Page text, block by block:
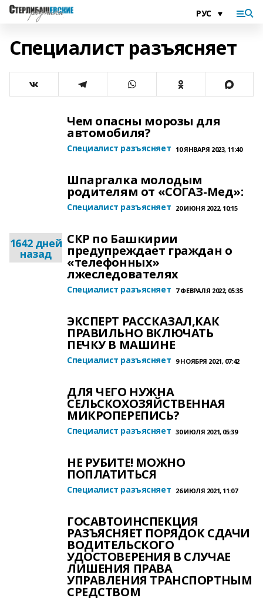
Специалист разъясняет
Чем опасны морозы для
автомобиля?
Специалист разъясняет 10 ЯНВАРЯ 2023, 11:40
Шпаргалка молодым
родителям от «СОГАЗ-Мед»:
Специалист разъясняет 20 ИЮНЯ 2022, 10:15
1642 дней
назад
СКР по Башкирии
предупреждает граждан о
«телефонных»
лжеследователях
Специалист разъясняет 7 ФЕВРАЛЯ 2022, 05:35
ЭКСПЕРТ РАССКАЗАЛ,КАК
ПРАВИЛЬНО ВКЛЮЧАТЬ
ПЕЧКУ В МАШИНЕ
Специалист разъясняет 9 НОЯБРЯ 2021, 07:42
ДЛЯ ЧЕГО НУЖНА
СЕЛЬСКОХОЗЯЙСТВЕННАЯ
МИКРОПЕРЕПИСЬ?
Специалист разъясняет 30 ИЮЛЯ 2021, 05:39
НЕ РУБИТЕ! МОЖНО
ПОПЛАТИТЬСЯ
Специалист разъясняет 26 ИЮЛЯ 2021, 11:07
ГОСАВТОИНСПЕКЦИЯ
РАЗЪЯСНЯЕТ ПОРЯДОК СДАЧИ
ВОДИТЕЛЬСКОГО
УДОСТОВЕРЕНИЯ В СЛУЧАЕ
ЛИШЕНИЯ ПРАВА
УПРАВЛЕНИЯ ТРАНСПОРТНЫМ
СРЕДСТВОМ